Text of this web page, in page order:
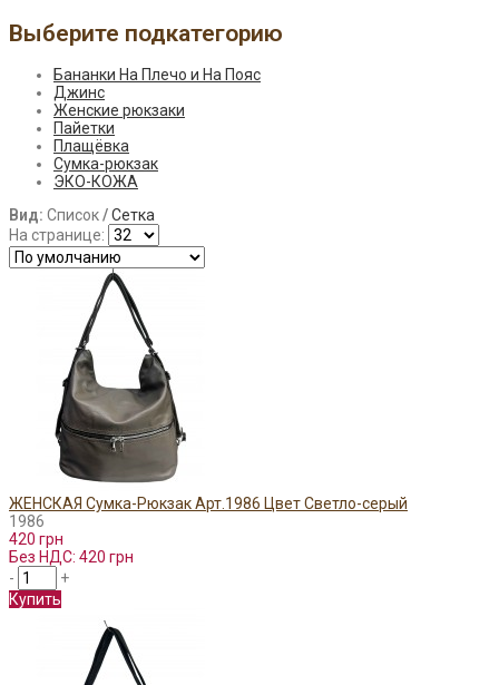
Выберите подкатегорию
Бананки На Плечо и На Пояс
Джинс
Женские рюкзаки
Пайетки
Плащёвка
Сумка-рюкзак
ЭКО-КОЖА
Вид: Список/Сетка
На странице:
ЖЕНСКАЯ Сумка-Рюкзак Арт.1986 Цвет Светло-серый
1986
420 грн
Без НДС: 420 грн
-
+
Купить